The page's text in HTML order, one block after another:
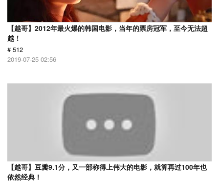
【越哥】2012年最火爆的韩国电影，当年的票房冠军，至今无法超
越！
# 512
2019-07-25 02:56
【越哥】豆瓣9.1分，又一部称得上伟大的电影，就算再过100年也
依然经典！